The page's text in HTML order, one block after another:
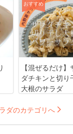
おすすめ
【混ぜるだけ】
ダチキンと切り
大根のサラダ
ダのカテゴリへ